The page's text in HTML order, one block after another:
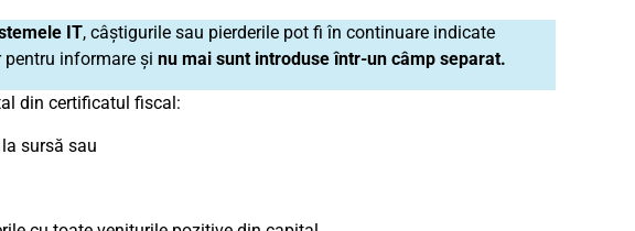
IT, câștigurile sau pierderile pot fi în continuare indicate
informare și nu mai sunt introduse într-un câmp separat.
din certificatul fiscal:
sursă sau